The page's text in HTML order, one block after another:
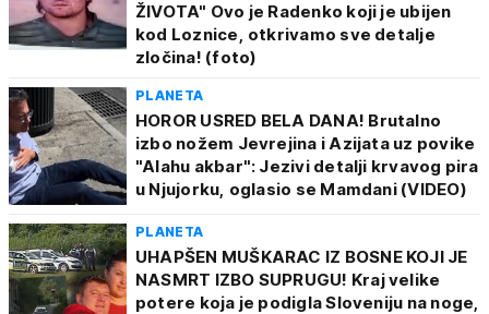
ŽIVOTA" Ovo je Radenko koji je ubijen
kod Loznice, otkrivamo sve detalje
zločina! (foto)
PLANETA
HOROR USRED BELA DANA! Brutalno
izbo nožem Jevrejina i Azijata uz povike
"Alahu akbar": Jezivi detalji krvavog pira
u Njujorku, oglasio se Mamdani (VIDEO)
PLANETA
UHAPŠEN MUŠKARAC IZ BOSNE KOJI JE
NASMRT IZBO SUPRUGU! Kraj velike
potere koja je podigla Sloveniju na noge,